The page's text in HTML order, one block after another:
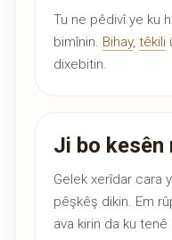
Tu ne pêdivî ye ku
bimînin. Bihay, têkili
dixebitin.
Ji bo kesên
Gelek xerîdar cara
pêşkêş dikin. Em
ava kirin da ku